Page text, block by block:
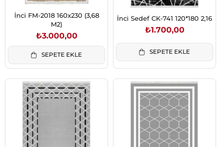
İnci FM-2018 160x230 (3,68
M2)
₺3.000,00
SEPETE EKLE
İnci Sedef CK-741 120*180 2,16
₺1.700,00
SEPETE EKLE